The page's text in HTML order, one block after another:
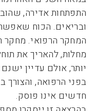
התפתחות אדירה,
ובריאים. הכוח
המחקר הרפואי. מחקר
מחלות, להאריך את
יותר, אולם עדיין
בפני הרפואה, והצורך
חדשים אינו פוסק.